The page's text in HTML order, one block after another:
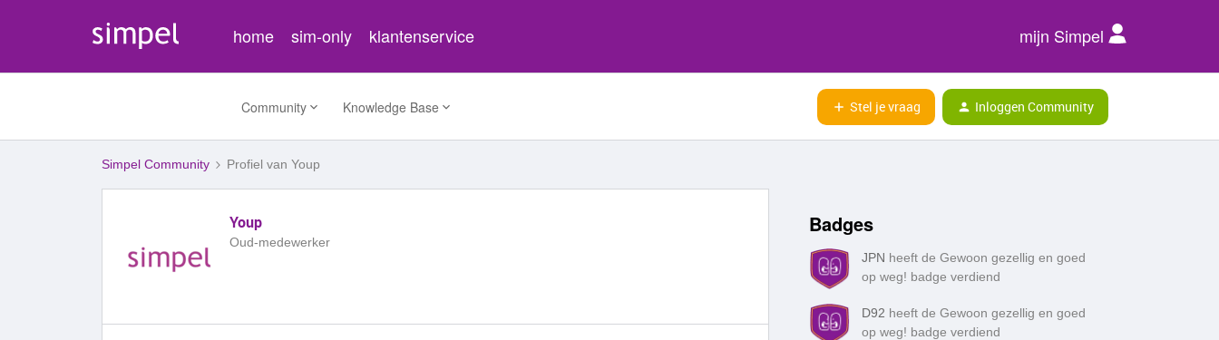
home sim-only klantenservice mijn Simpel
Community Knowledge Base Stel je vraag Inloggen Community
Simpel Community Profiel van Youp
Youp
Oud-medewerker
Badges
JPN heeft de Gewoon gezellig en goed
op weg! badge verdiend
D92 heeft de Gewoon gezellig en goed
op weg! badge verdiend